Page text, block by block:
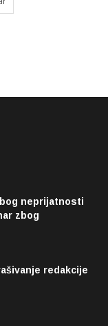
neprijatnosti
zbog
redakcije